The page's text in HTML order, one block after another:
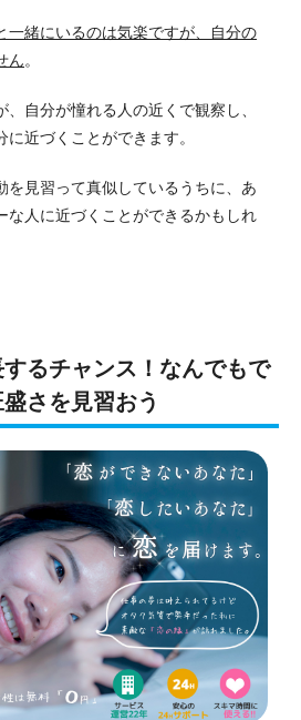
一緒にいるのは気楽ですが、自分の
ん。
自分が憧れる人の近くで観察し、
近づくことができます。
を見習って真似しているうちに、あ
な人に近づくことができるかもしれ
るチャンス！なんでもで
さを見習おう